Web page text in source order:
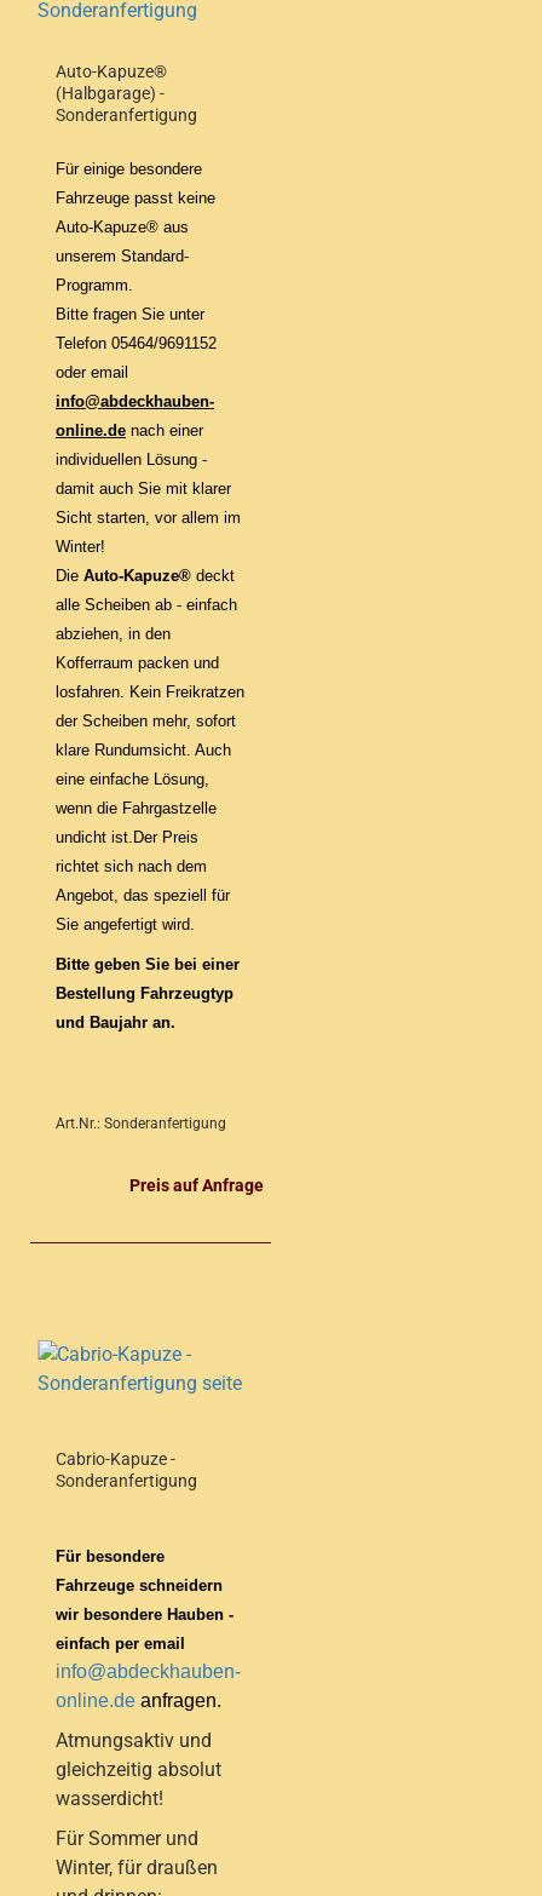
Auto-Kapuze®
(Halbgarage) -
Sonderanfertigung
Für einige besondere
Fahrzeuge passt keine
Auto-Kapuze® aus
unserem Standard-
Programm.
Bitte fragen Sie unter
Telefon 05464/9691152
oder email
info@abdeckhauben-
online.de nach einer
individuellen Lösung -
damit auch Sie mit klarer
Sicht starten, vor allem im
Winter!
Die Auto-Kapuze® deckt
alle Scheiben ab - einfach
abziehen, in den
Kofferraum packen und
losfahren. Kein Freikratzen
der Scheiben mehr, sofort
klare Rundumsicht. Auch
eine einfache Lösung,
wenn die Fahrgastzelle
undicht ist.Der Preis
richtet sich nach dem
Angebot, das speziell für
Sie angefertigt wird.
Bitte geben Sie bei einer
Bestellung Fahrzeugtyp
und Baujahr an.
Art.Nr.: Sonderanfertigung
Preis auf Anfrage
Cabrio-Kapuze -
Sonderanfertigung
Für besondere
Fahrzeuge schneidern
wir besondere Hauben -
einfach per email
info@abdeckhauben-
online.de anfragen.
Atmungsaktiv und
gleichzeitig absolut
wasserdicht!
Für Sommer und
Winter, für draußen